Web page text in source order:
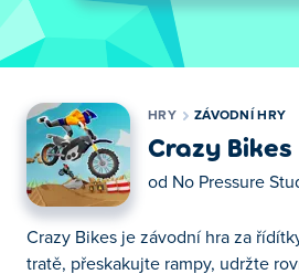
HRY ZÁVODNÍ HRY
Crazy Bikes
od No Pressure
Crazy Bikes je závodní hra za
tratě, přeskakujte rampy, udržte